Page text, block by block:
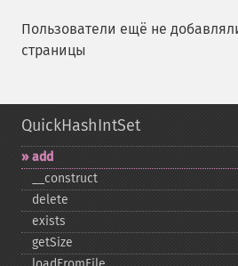
Пользователи ещё не
страницы
QuickHashIntSet
add
_​_​construct
delete
exists
getSize